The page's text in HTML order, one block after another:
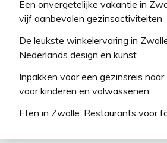
Een onvergetelijke vakantie in
vijf aanbevolen gezinsactiviteiten
De leukste winkelervaring in
Nederlands design en kunst
Inpakken voor een gezinsreis
voor kinderen en volwassenen
Eten in Zwolle: Restaurants voor